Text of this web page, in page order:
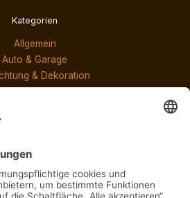
Kategorien
Allgemein
Auto & Garage
& Dekoration
& Lösungen
lassen: Professioneller
für Ihr Haus
So bleibt jede Palette fest an